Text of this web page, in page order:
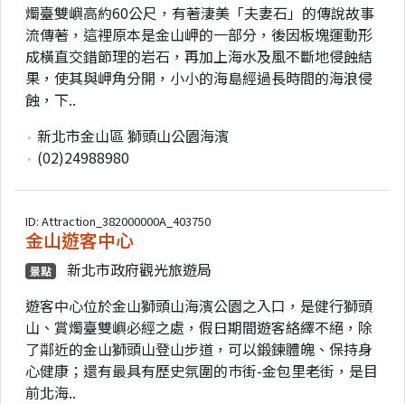
燭臺雙嶼高約60公尺，有著淒美「夫妻石」的傳說故事
流傳著，這裡原本是金山岬的一部分，後因板塊運動形
成橫直交錯節理的岩石，再加上海水及風不斷地侵蝕結
果，使其與岬角分開，小小的海島經過長時間的海浪侵
蝕，下..
新北市金山區 獅頭山公園海濱
(02)24988980
ID: Attraction_382000000A_403750
金山遊客中心
景點
新北市政府觀光旅遊局
遊客中心位於金山獅頭山海濱公園之入口，是健行獅頭
山、賞燭臺雙嶼必經之處，假日期間遊客絡繹不絕，除
了鄰近的金山獅頭山登山步道，可以鍛鍊體魄、保持身
心健康；還有最具有歷史氛圍的巿街-金包里老街，是目
前北海..